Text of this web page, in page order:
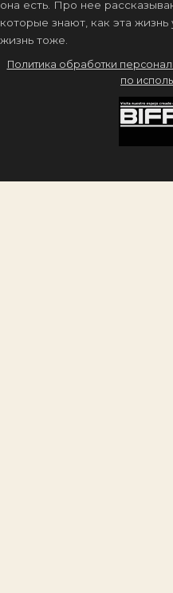
она есть. Про нее
которые знают, как эта
жизнь тоже.
Политика обработки
по